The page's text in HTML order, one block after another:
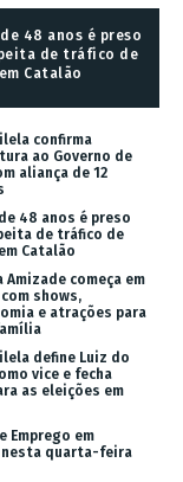
de 48 anos é preso
de tráfico de
Catalão
confirma
ao Governo de
aliança de 12
48 anos é preso
de tráfico de
Catalão
Amizade começa em
shows,
e atrações para
define Luiz do
vice e fecha
as eleições em
Emprego em
nesta quarta-feira